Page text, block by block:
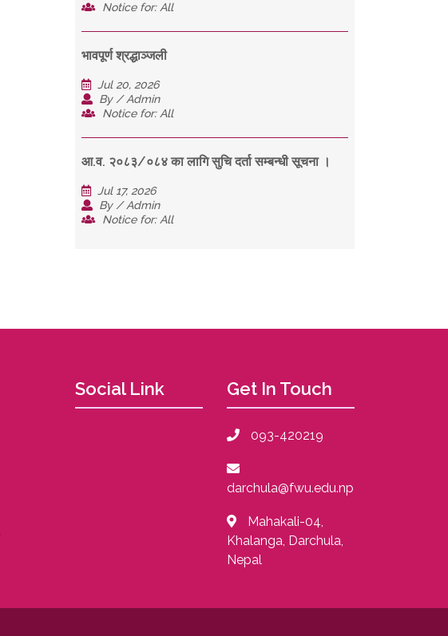
Notice for: All
भावपूर्ण श्रद्धाञ्जली
Jul 20, 2026
By / Admin
Notice for: All
आ.व. २०८३/०८४ का लागि सुचि दर्ता सम्बन्धी सूचना ।
Jul 17, 2026
By / Admin
Notice for: All
Social Link Get In Touch
093-420219
darchula@fwu.edu.np
Mahakali-04,
Khalanga, Darchula,
Nepal